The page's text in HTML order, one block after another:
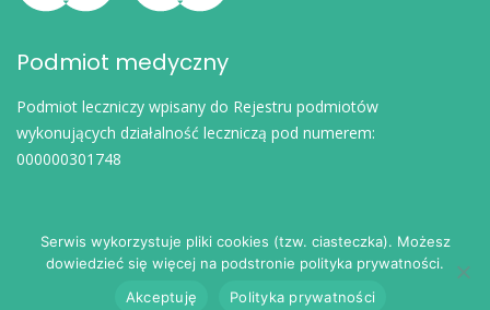
Podmiot medyczny
Podmiot leczniczy wpisany do Rejestru podmiotów
wykonujących działalność leczniczą pod numerem:
000000301748
eDoktorzy.pl . Wszelkie prawa zastrzeżone.
Serwis wykorzystuje pliki cookies (tzw. ciasteczka). Możesz
dowiedzieć się więcej na podstronie polityka prywatności.
Akceptuję
Polityka prywatności